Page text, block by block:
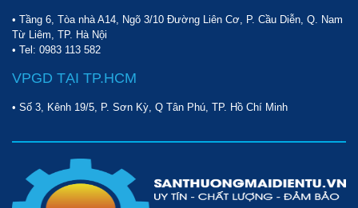
• Tầng 6, Tòa nhà A14, Ngõ 3/10 Đường Liên Cơ, P. Cầu Diễn, Q. Nam
Từ Liêm, TP. Hà Nội
• Tel: 0983 113 582
VPGD TẠI TP.HCM
• Số 3, Kênh 19/5, P. Sơn Kỳ, Q Tân Phú, TP. Hồ Chí Minh